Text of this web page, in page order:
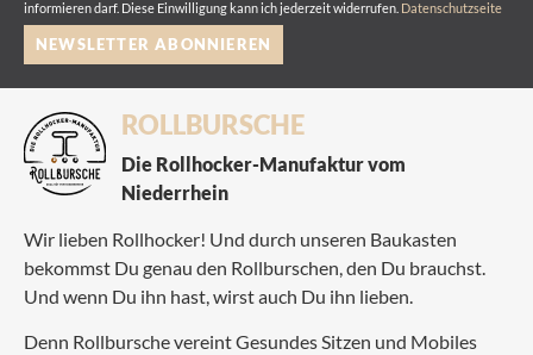
informieren darf. Diese Einwilligung kann ich jederzeit widerrufen. Datenschutzseite
NEWSLETTER ABONNIEREN
ROLLBURSCHE
Die Rollhocker-Manufaktur vom
Niederrhein
Wir lieben Rollhocker! Und durch unseren Baukasten
bekommst Du genau den Rollburschen, den Du brauchst.
Und wenn Du ihn hast, wirst auch Du ihn lieben.
Denn Rollbursche vereint Gesundes Sitzen und Mobiles